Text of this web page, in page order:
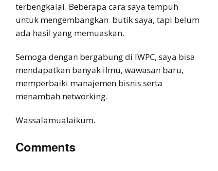
terbengkalai. Beberapa cara saya tempuh
untuk mengembangkan butik saya, tapi belum
ada hasil yang memuaskan.
Semoga dengan bergabung di IWPC, saya bisa
mendapatkan banyak ilmu, wawasan baru,
memperbaiki manajemen bisnis serta
menambah networking.
Wassalamualaikum.
Comments